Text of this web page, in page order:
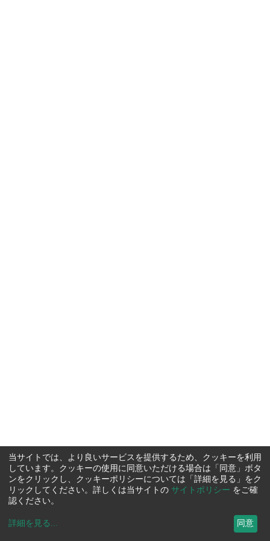
当サイトでは、より良いサービスを提供するため、クッキーを利用
しています。クッキーの使用に同意いただける場合は「同意」ボタ
ンをクリックし、クッキーポリシーについては「詳細を見る」をク
リックしてください。詳しくは当サイトの サイトポリシー をご確
認ください。
詳細を見る ... 同意